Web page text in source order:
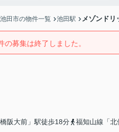
池田市の物件一覧 池田駅 メゾンドリ
の募集は終了しました。
阪大前」駅徒歩18分 福知山線「